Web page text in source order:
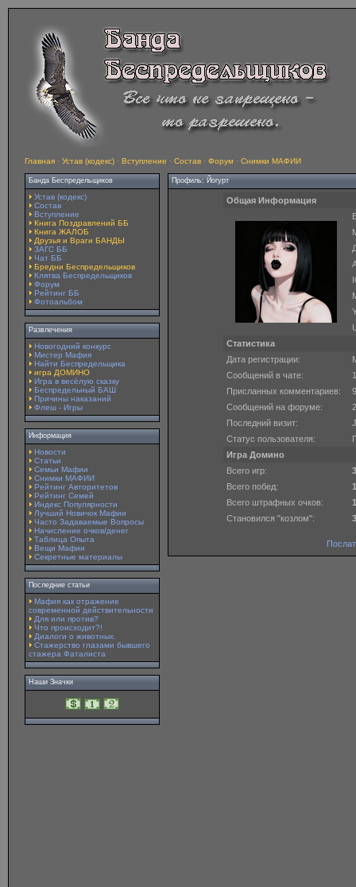
Главная · Устав (кодекс) · Вступление · Состав · Форум · Снимки МАФИИ
Банда Беспредельщиков
Устав (кодекс)
Состав
Вступление
Книга Поздравлений ББ
Книга ЖАЛОБ
Друзья и Враги БАНДЫ
ЗАГС ББ
Чат ББ
Бредни Беспредельщиков
Клятва Беспредельщиков
Форум
Рейтинг ББ
Фотоальбом
Развлечения
Новогодний конкурс
Мистер Мафия
Найти Беспредельщика
игра ДОМИНО
Игра в весёлую сказку
Беспредельный БАШ
Причины наказаний
Флеш - Игры
Информация
Новости
Статьи
Семьи Мафии
Снимки МАФИИ
Рейтинг Авторитетов
Рейтинг Семей
Индекс Популярности
Лучший Новичок Мафии
Часто Задаваемые Вопросы
Начисление очков/денег
Таблица Опыта
Вещи Мафии
Секретные материалы
Последние статьи
Мафия как отражение
современной действительности
Для или против?
Что происходит?!
Диалоги о животных.
Стажерство глазами бывшего
стажера Фаталиста
Наши Значки
Профиль: Йогурт
Общая Информация
Статистика
Дата регистрации:
Сообщений в чате:
Присланных комментариев:
Сообщений на форуме:
2
Последний визит:
Статус пользователя:
Игра Домино
Всего игр:
Всего побед:
Всего штрафных очков:
Становился "козлом":